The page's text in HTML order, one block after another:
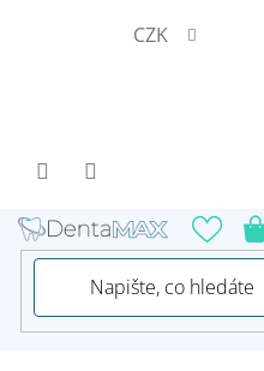
CZK